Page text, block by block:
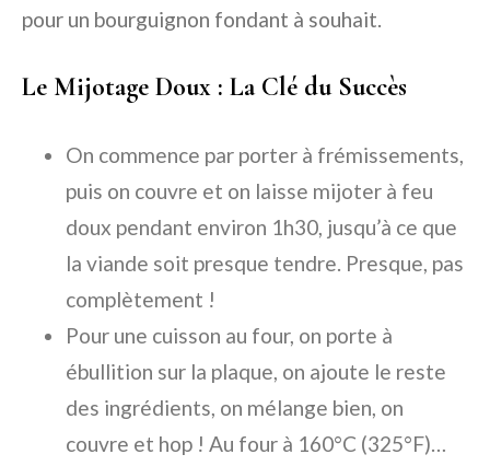
pour un bourguignon fondant à souhait.
Le Mijotage Doux : La Clé du Succès
On commence par porter à frémissements,
puis on couvre et on laisse mijoter à feu
doux pendant environ 1h30, jusqu’à ce que
la viande soit presque tendre. Presque, pas
complètement !
Pour une cuisson au four, on porte à
ébullition sur la plaque, on ajoute le reste
des ingrédients, on mélange bien, on
couvre et hop ! Au four à 160°C (325°F)…